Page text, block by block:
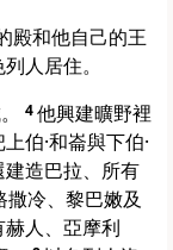
殿和他自己的王
人居住。
4他興建曠野裡
上伯·和崙與下伯·
建造巴拉、所有
冷、黎巴嫩及
人、亞摩利